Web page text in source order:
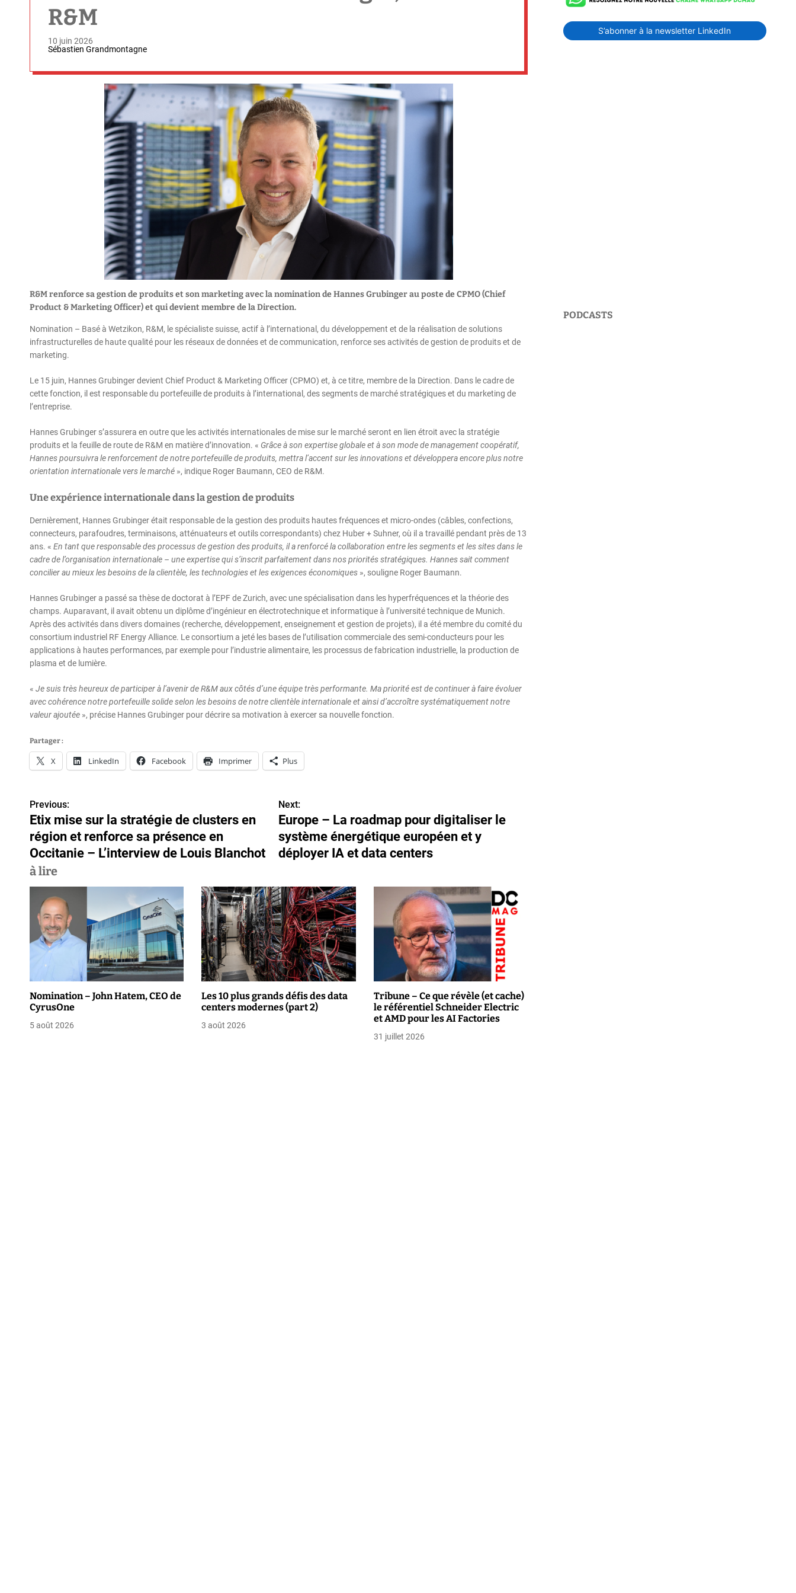
R&M
10 juin 2026
Sébastien Grandmontagne
R&M renforce sa gestion de produits et son marketing avec la nomination de Hannes Grubinger au poste de CPMO (Chief
Product & Marketing Officer) et qui devient membre de la Direction.
Nomination – Basé à Wetzikon, R&M, le spécialiste suisse, actif à l’international, du développement et de la réalisation de solutions
infrastructurelles de haute qualité pour les réseaux de données et de communication, renforce ses activités de gestion de produits et de
marketing.
Le 15 juin, Hannes Grubinger devient Chief Product & Marketing Officer (CPMO) et, à ce titre, membre de la Direction. Dans le cadre de
cette fonction, il est responsable du portefeuille de produits à l’international, des segments de marché stratégiques et du marketing de
l’entreprise.
Hannes Grubinger s’assurera en outre que les activités internationales de mise sur le marché seront en lien étroit avec la stratégie
produits et la feuille de route de R&M en matière d’innovation. « Grâce à son expertise globale et à son mode de management coopératif,
Hannes poursuivra le renforcement de notre portefeuille de produits, mettra l’accent sur les innovations et développera encore plus notre
orientation internationale vers le marché », indique Roger Baumann, CEO de R&M.
Une expérience internationale dans la gestion de produits
Dernièrement, Hannes Grubinger était responsable de la gestion des produits hautes fréquences et micro-ondes (câbles, confections,
connecteurs, parafoudres, terminaisons, atténuateurs et outils correspondants) chez Huber + Suhner, où il a travaillé pendant près de 13
ans. « En tant que responsable des processus de gestion des produits, il a renforcé la collaboration entre les segments et les sites dans le
cadre de l’organisation internationale – une expertise qui s’inscrit parfaitement dans nos priorités stratégiques. Hannes sait comment
concilier au mieux les besoins de la clientèle, les technologies et les exigences économiques », souligne Roger Baumann.
Hannes Grubinger a passé sa thèse de doctorat à l’EPF de Zurich, avec une spécialisation dans les hyperfréquences et la théorie des
champs. Auparavant, il avait obtenu un diplôme d’ingénieur en électrotechnique et informatique à l’université technique de Munich.
Après des activités dans divers domaines (recherche, développement, enseignement et gestion de projets), il a été membre du comité du
consortium industriel RF Energy Alliance. Le consortium a jeté les bases de l’utilisation commerciale des semi-conducteurs pour les
applications à hautes performances, par exemple pour l’industrie alimentaire, les processus de fabrication industrielle, la production de
plasma et de lumière.
« Je suis très heureux de participer à l’avenir de R&M aux côtés d’une équipe très performante. Ma priorité est de continuer à faire évoluer
avec cohérence notre portefeuille solide selon les besoins de notre clientèle internationale et ainsi d’accroître systématiquement notre
valeur ajoutée », précise Hannes Grubinger pour décrire sa motivation à exercer sa nouvelle fonction.
Partager :
X LinkedIn Facebook Imprimer Plus
N
a
v
i
t
o
n
d
Previous:
Etix mise sur la stratégie de clusters en
région et renforce sa présence en
Occitanie – L’interview de Louis Blanchot
Next:
Europe – La roadmap pour digitaliser le
système énergétique européen et y
déployer IA et data centers
à lire
Nomination – John Hatem, CEO de
CyrusOne
5 août 2026
Les 10 plus grands défis des data
centers modernes (part 2)
3 août 2026
Tribune – Ce que révèle (et cache)
le référentiel Schneider Electric
et AMD pour les AI Factories
31 juillet 2026
S’abonner à la newsletter LinkedIn
PODCASTS